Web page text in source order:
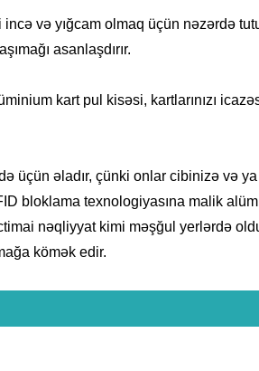
və yığcam olmaq üçün nəzərdə
asanlaşdırır.
kart pul kisəsi, kartlarınızı
üçün əladır, çünki onlar cibinizə və
bloklama texnologiyasına malik
nəqliyyat kimi məşğul yerlərdə
kömək edir.